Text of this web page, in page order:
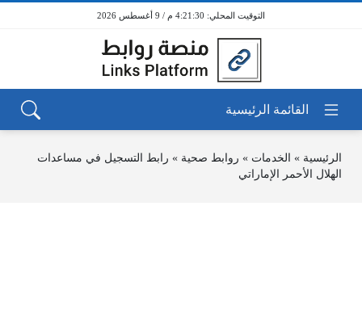
4:21:30 م / 9 أغسطس 2026
الرئيسية » الخدمات » روابط صحية » رابط التسجيل في مساعدات
الهلال الأحمر الإماراتي